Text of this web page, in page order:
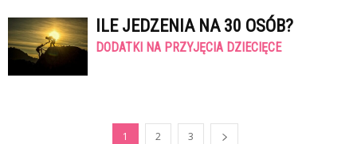
ILE JEDZENIA NA 30 OSÓB?
DODATKI NA PRZYJĘCIA DZIECIĘCE
1 2 3